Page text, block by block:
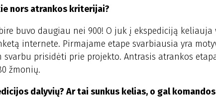
nors atrankos kriterijai?
buvo daugiau nei 900! O juk į ekspediciją keliauja
internete. Pirmajame etape svarbiausia yra
prisidėti prie projekto. Antrasis atrankos
žmonių.
dalyvių? Ar tai sunkus kelias, o gal